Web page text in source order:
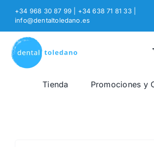
Saltar
contenido
+34 968 30 87 99 | +34 638 71 81 33
info@dentaltoledano.es
Tienda Promociones y